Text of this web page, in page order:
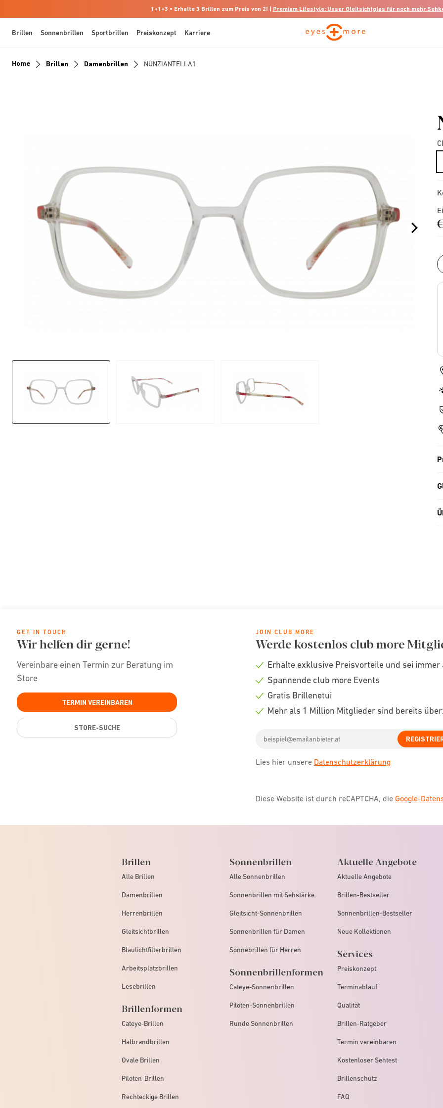
1+1=3 • Erhalte 3 Brillen zum Preis von 2! | Premium Lifestyle: Unser Gleitsichtglas für noch mehr
Brillen Sonnenbrillen Sportbrillen Preiskonzept Karriere
Home Brillen Damenbrillen NUNZIANTELLA1
GET IN TOUCH
Wir helfen dir gerne!
Vereinbare einen Termin zur Beratung im
Store
TERMIN VEREINBAREN
STORE-SUCHE
JOIN CLUB MORE
Werde kostenlos club more
Check
Erhalte exklusive Preisvorteile und sei
Check
Spannende club more Events
Check
Gratis Brillenetui
Mehr als 1 Million Mitglieder sind bereits
address
Lies hier unsere Datenschutzerklärung
Diese Website ist durch reCAPTCHA, die Google-
Brillen
Alle Brillen
Damenbrillen
Herrenbrillen
Gleitsichtbrillen
Blaulichtfilterbrillen
Arbeitsplatzbrillen
Lesebrillen
Brillenformen
Cateye-Brillen
Halbrandbrillen
Ovale Brillen
Piloten-Brillen
Rechteckige Brillen
Sonnenbrillen
Alle Sonnenbrillen
Sonnenbrillen mit Sehstärke
Gleitsicht-Sonnenbrillen
Sonnenbrillen für Damen
Sonnebrillen für Herren
Sonnenbrillenformen
Cateye-Sonnenbrillen
Piloten-Sonnenbrillen
Runde Sonnenbrillen
Aktuelle Angebote
Aktuelle Angebote
Brillen-Bestseller
Sonnenbrillen-Bestseller
Neue Kollektionen
Services
Preiskonzept
Terminablauf
Qualität
Brillen-Ratgeber
Termin vereinbaren
Kostenloser Sehtest
Brillenschutz
FAQ